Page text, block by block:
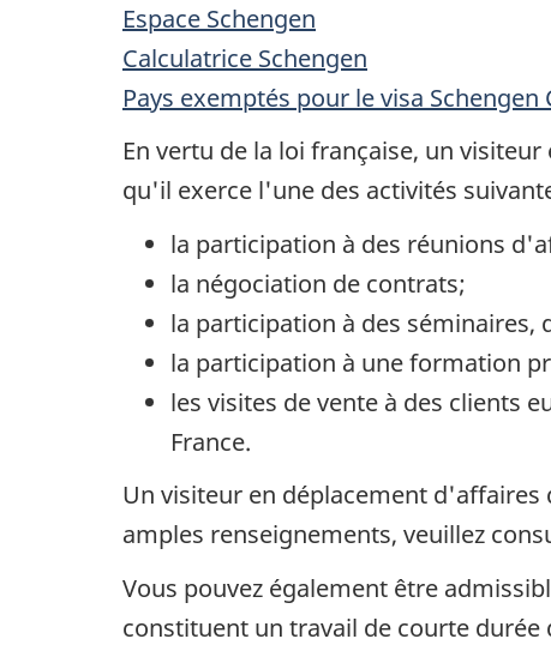
Espace Schengen
Calculatrice Schengen
Pays exemptés pour le visa Schengen
En vertu de la loi française, un
qu'il exerce l'une des activités
la participation à des réunions
la négociation de contrats;
la participation à des séminaires,
la participation à une formation
les visites de vente à des clients
France.
Un visiteur en déplacement d'affaires
amples renseignements, veuillez
Vous pouvez également être
constituent un travail de courte durée